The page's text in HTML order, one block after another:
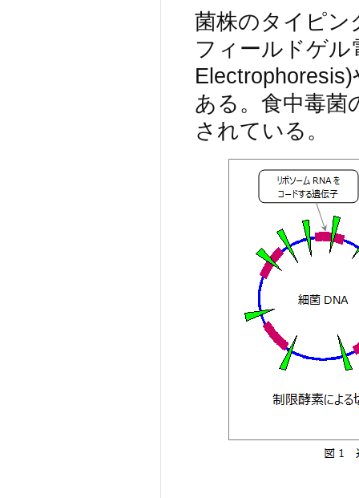
菌株のタイピン
フィールドゲル
ある。食中毒菌
されている。